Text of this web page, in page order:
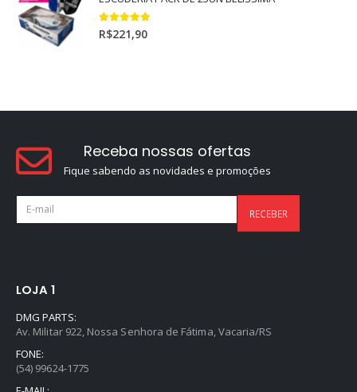
5.00out of 5
R$221,90
Receba nossas ofertas
Fique sabendo as novidades e promoções
LOJA 1
DMG PARTS:
Av. Militar 922, Nossa Senhora de Fátima, Vacaria/RS
FONE:
(54) 99624-1775